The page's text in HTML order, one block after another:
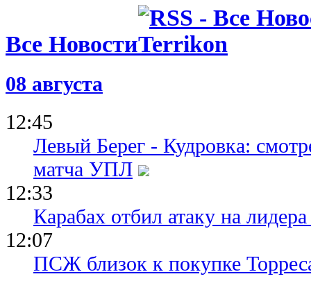
27.06.17 17:13
Все Новости
08 августа
12:45
Левый Берег - Кудровка:
матча УПЛ
12:33
Карабах отбил атаку на
12:07
ПСЖ близок к покупке